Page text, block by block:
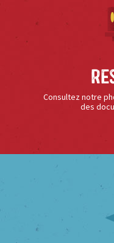
Consultez notre
des